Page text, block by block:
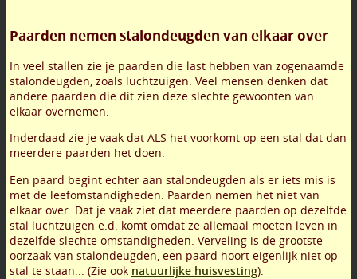
Paarden nemen stalondeugden van elkaar over
In veel stallen zie je paarden die last hebben van zogenaamde
stalondeugden, zoals luchtzuigen. Veel mensen denken dat
andere paarden die dit zien deze slechte gewoonten van
elkaar overnemen.
Inderdaad zie je vaak dat ALS het voorkomt op een stal dat dan
meerdere paarden het doen.
Een paard begint echter aan stalondeugden als er iets mis is
met de leefomstandigheden. Paarden nemen het niet van
elkaar over. Dat je vaak ziet dat meerdere paarden op dezelfde
stal luchtzuigen e.d. komt omdat ze allemaal moeten leven in
dezelfde slechte omstandigheden. Verveling is de grootste
oorzaak van stalondeugden, een paard hoort eigenlijk niet op
stal te staan... (Zie ook natuurlijke huisvesting).